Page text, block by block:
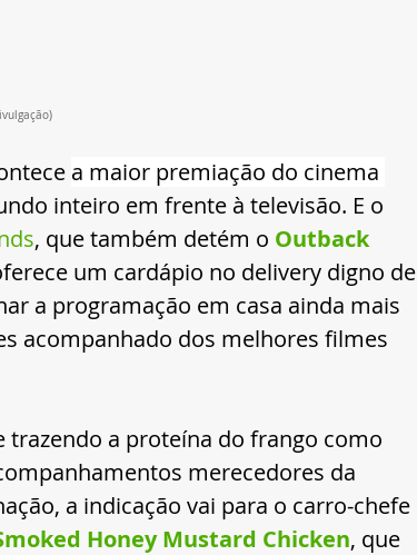
a maior premiação do cinema
inteiro em frente à televisão. E o
, que também detém o Outback
um cardápio no delivery digno de
a programação em casa ainda mais
acompanhado dos melhores filmes
trazendo a proteína do frango como
merecedores da
a indicação vai para o carro-chefe
Honey Mustard Chicken, que